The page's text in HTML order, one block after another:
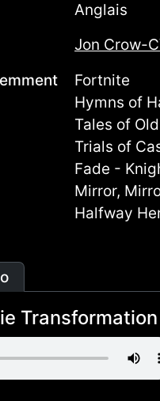
Anglais
Jon Crow-
Fortnite
Hymns of
Tales of
Trials of
Fade -
Mirror,
Halfway
Transformation